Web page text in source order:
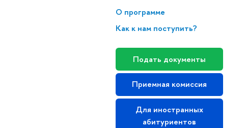
О программе
Как к нам поступить?
Подать документы
Приемная комиссия
Для иностранных
абитуриентов